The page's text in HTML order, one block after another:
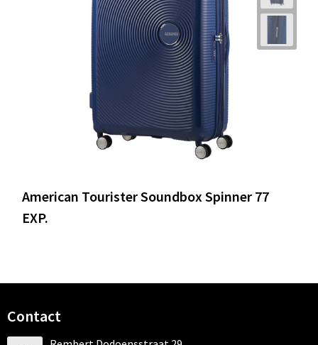
American Tourister Soundbox Spinner 77
EXP.
Contact